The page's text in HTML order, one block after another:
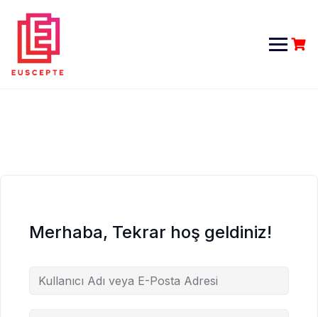
content
Merhaba, Tekrar hoş geldiniz!